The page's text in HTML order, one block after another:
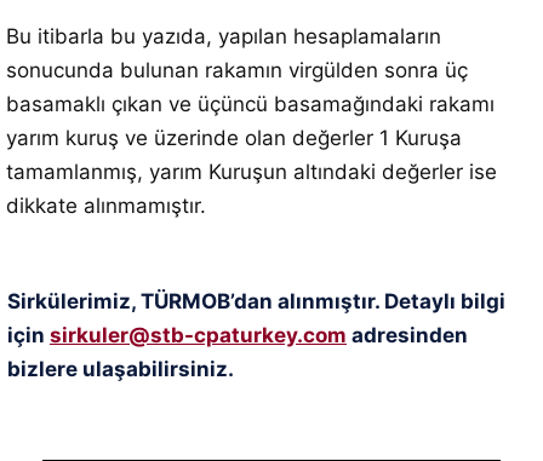
Bu itibarla bu yazıda, yapılan hesaplamaların
sonucunda bulunan rakamın virgülden sonra üç
basamaklı çıkan ve üçüncü basamağındaki rakamı
yarım kuruş ve üzerinde olan değerler 1 Kuruşa
tamamlanmış, yarım Kuruşun altındaki değerler ise
dikkate alınmamıştır.
Sirkülerimiz, TÜRMOB’dan alınmıştır. Detaylı bilgi
için sirkuler@stb-cpaturkey.com adresinden
bizlere ulaşabilirsiniz.